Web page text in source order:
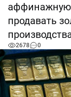
аффинажную
продавать
2678 0